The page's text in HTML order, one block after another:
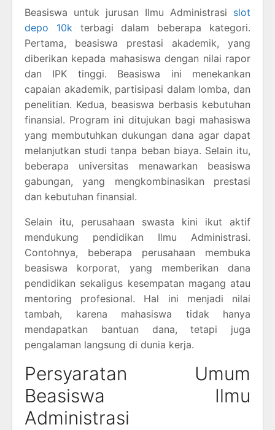
Beasiswa untuk jurusan Ilmu Administrasi slot
depo 10kterbagi dalam beberapa kategori.
Pertama, beasiswa prestasi akademik, yang
diberikan kepada mahasiswa dengan nilai rapor
dan IPK tinggi. Beasiswa ini menekankan
capaian akademik, partisipasi dalam lomba, dan
penelitian. Kedua, beasiswa berbasis kebutuhan
finansial. Program ini ditujukan bagi mahasiswa
yang membutuhkan dukungan dana agar dapat
melanjutkan studi tanpa beban biaya. Selain itu,
beberapa universitas menawarkan beasiswa
gabungan, yang mengkombinasikan prestasi
dan kebutuhan finansial.
Selain itu, perusahaan swasta kini ikut aktif
mendukung pendidikan Ilmu Administrasi.
Contohnya, beberapa perusahaan membuka
beasiswa korporat, yang memberikan dana
pendidikan sekaligus kesempatan magang atau
mentoring profesional. Hal ini menjadi nilai
tambah, karena mahasiswa tidak hanya
mendapatkan bantuan dana, tetapi juga
pengalaman langsung di dunia kerja.
Persyaratan Umum
Beasiswa Ilmu
Administrasi